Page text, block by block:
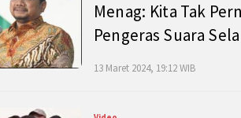
Menag: Kita Tak
Pengeras Suara
13 Maret 2024, 19:12 WIB